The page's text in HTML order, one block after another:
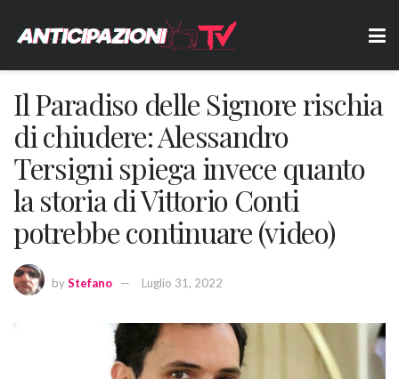
Il Paradiso delle Signore rischia
di chiudere: Alessandro
Tersigni spiega invece quanto
la storia di Vittorio Conti
potrebbe continuare (video)
byStefano Luglio 31, 2022